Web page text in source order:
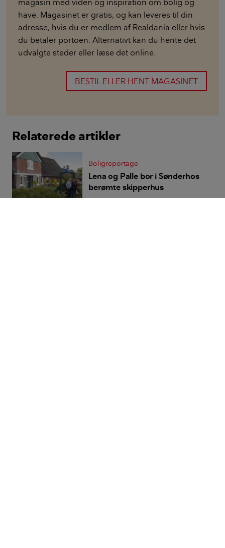
magasin med viden og inspiration om bolig og
have. Magasinet er gratis, og kan leveres til din
adresse, hvis du er medlem af Realdania eller hvis
du betaler portoen. Alternativt kan du hente det
udvalgte steder eller læse det online.
BESTIL ELLER HENT MAGASINET
Relaterede artikler
Boligreportage
Lena og Palle bor i Sønderhos
berømte skipperhus